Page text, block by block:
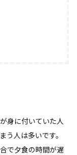
身に付いていた人
う人は多いです。
で夕食の時間が遅